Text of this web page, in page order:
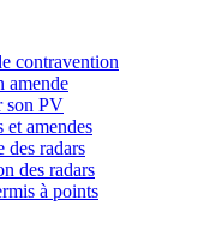
contravention
amende
son PV
et amendes
des radars
des radars
à points